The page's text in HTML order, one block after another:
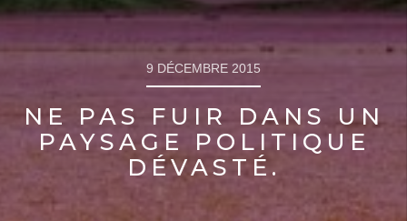
9 DÉCEMBRE 2015
NE PAS FUIR DANS UN
PAYSAGE POLITIQUE
DÉVASTÉ.